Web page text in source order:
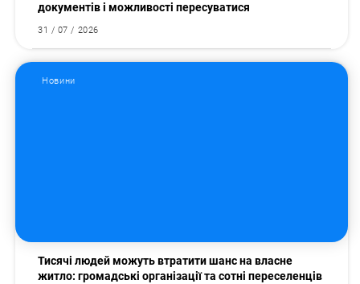
документів і можливості пересуватися
31 / 07 / 2026
Новини
Тисячі людей можуть втратити шанс на власне
житло: громадські організації та сотні переселенців